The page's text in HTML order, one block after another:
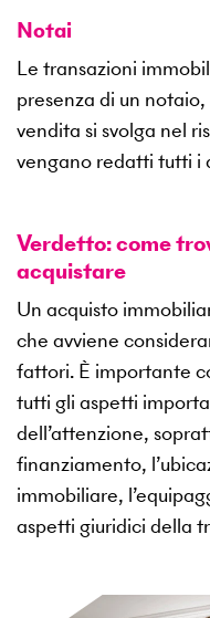
Notai
Le transazioni
presenza di un
vendita si svolga nel
vengano redatti tutti i
Verdetto: come
acquistare
Un acquisto
che avviene
fattori. È importante
tutti gli aspetti
dell’attenzione,
finanziamento,
immobiliare,
aspetti giuridici della